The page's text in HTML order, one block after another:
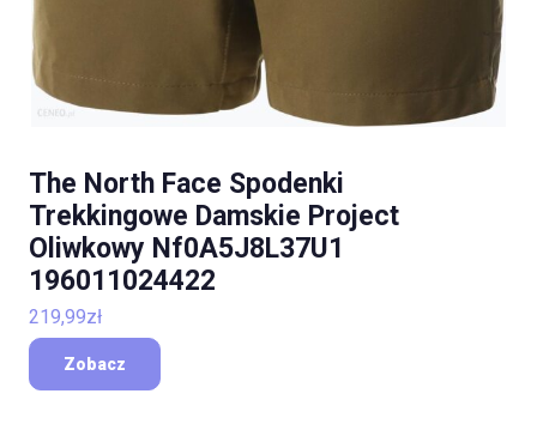
The North Face Spodenki
Trekkingowe Damskie Project
Oliwkowy Nf0A5J8L37U1
196011024422
219,99zł
Zobacz